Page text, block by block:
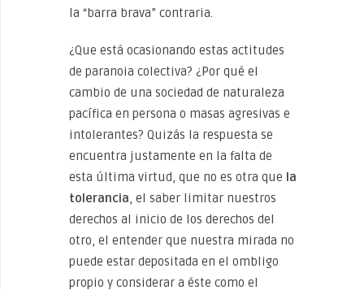
la “barra brava” contraria.
¿Que está ocasionando estas actitudes
de paranoia colectiva? ¿Por qué el
cambio de una sociedad de naturaleza
pacífica en persona o masas agresivas e
intolerantes? Quizás la respuesta se
encuentra justamente en la falta de
esta última virtud, que no es otra que la
tolerancia, el saber limitar nuestros
derechos al inicio de los derechos del
otro, el entender que nuestra mirada no
puede estar depositada en el ombligo
propio y considerar a éste como el